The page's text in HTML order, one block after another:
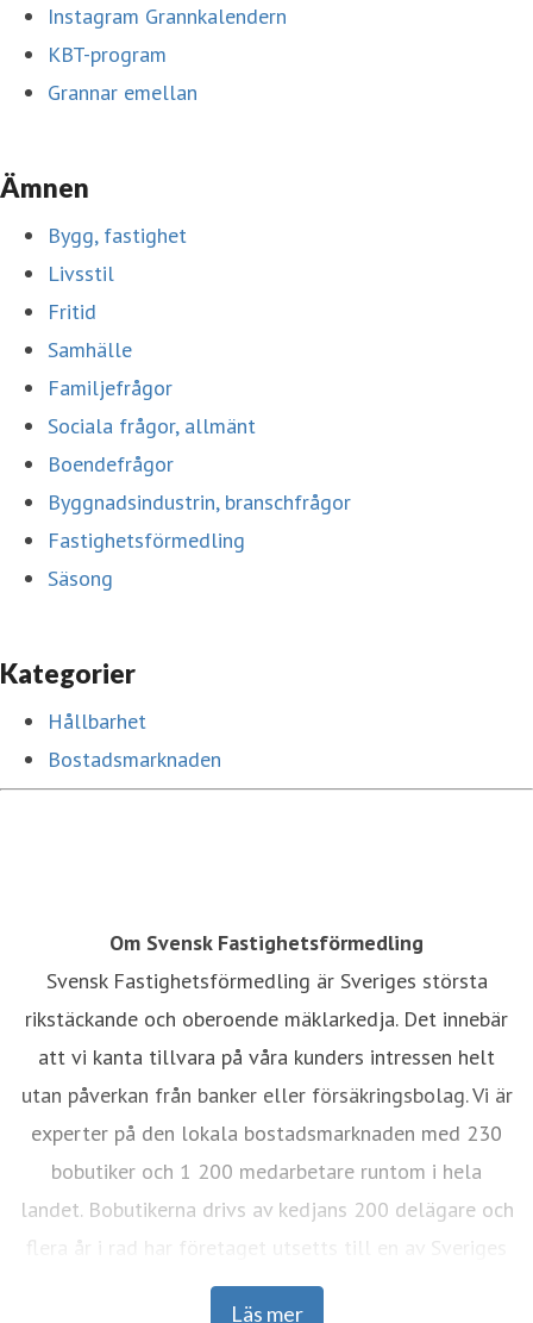
Instagram Grannkalendern
KBT-program
Grannar emellan
Ämnen
Bygg, fastighet
Livsstil
Fritid
Samhälle
Familjefrågor
Sociala frågor, allmänt
Boendefrågor
Byggnadsindustrin, branschfrågor
Fastighetsförmedling
Säsong
Kategorier
Hållbarhet
Bostadsmarknaden
Om Svensk Fastighetsförmedling
Svensk Fastighetsförmedling är Sveriges största
rikstäckande och oberoende mäklarkedja. Det innebär
att vi kanta tillvara på våra kunders intressen helt
utan påverkan från banker eller försäkringsbolag. Vi är
experter på den lokala bostadsmarknaden med 230
bobutiker och 1 200 medarbetare runtom i hela
landet. Bobutikerna drivs av kedjans 200 delägare och
flera år i rad har företaget utsetts till en av Sveriges
mest attraktiva arbetsgivare. Under 2023 förmedlade
Läs mer